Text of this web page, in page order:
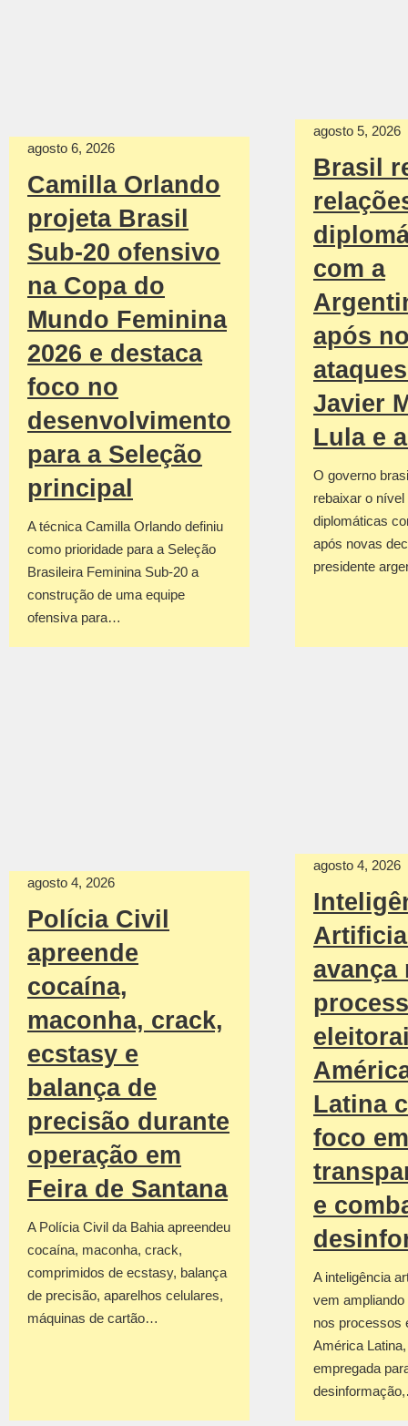
agosto 6, 2026
Camilla Orlando
projeta Brasil
Sub-20 ofensivo
na Copa do
Mundo Feminina
2026 e destaca
foco no
desenvolvimento
para a Seleção
principal
A técnica Camilla Orlando definiu
como prioridade para a Seleção
Brasileira Feminina Sub-20 a
construção de uma equipe
ofensiva para…
agosto 5, 2026
Brasil
com a
após
Javier
Lula e
O governo
rebaixar o
diplomáticas
após novas
presidente
agosto 4, 2026
Polícia Civil
apreende
cocaína,
maconha, crack,
ecstasy e
balança de
precisão durante
operação em
Feira de Santana
A Polícia Civil da Bahia apreendeu
cocaína, maconha, crack,
comprimidos de ecstasy, balança
de precisão, aparelhos celulares,
máquinas de cartão…
agosto 4, 2026
avança
Latina
foco em
e
A inteligência
vem
nos processos
América
empregada